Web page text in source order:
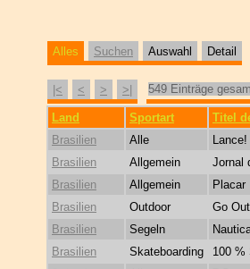
Alles Suchen Auswahl Detail
|< < > >| 549 Einträge
Land Sportart Titel
Brasilien
Alle Lance!
Brasilien
Allgemein Jornal
Brasilien
Allgemein Placar
Brasilien
Outdoor Go
Brasilien
Segeln
Brasilien
Skateboarding 100 %